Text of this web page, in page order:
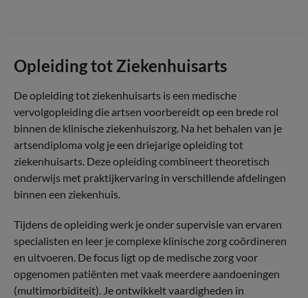
Opleiding tot Ziekenhuisarts
De opleiding tot ziekenhuisarts is een medische
vervolgopleiding die artsen voorbereidt op een brede rol
binnen de klinische ziekenhuiszorg. Na het behalen van je
artsendiploma volg je een driejarige opleiding tot
ziekenhuisarts. Deze opleiding combineert theoretisch
onderwijs met praktijkervaring in verschillende afdelingen
binnen een ziekenhuis.
Tijdens de opleiding werk je onder supervisie van ervaren
specialisten en leer je complexe klinische zorg coördineren
en uitvoeren. De focus ligt op de medische zorg voor
opgenomen patiënten met vaak meerdere aandoeningen
(multimorbiditeit). Je ontwikkelt vaardigheden in